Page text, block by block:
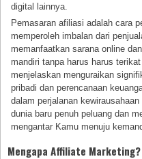
digital lainnya.
Pemasaran afiliasi adalah cara
memperoleh imbalan dari
memanfaatkan sarana online
mandiri tanpa harus harus
menjelaskan menguraikan
pribadi dan perencanaan
dalam perjalanan
dunia baru penuh peluang dan
mengantar Kamu menuju
Mengapa Affiliate